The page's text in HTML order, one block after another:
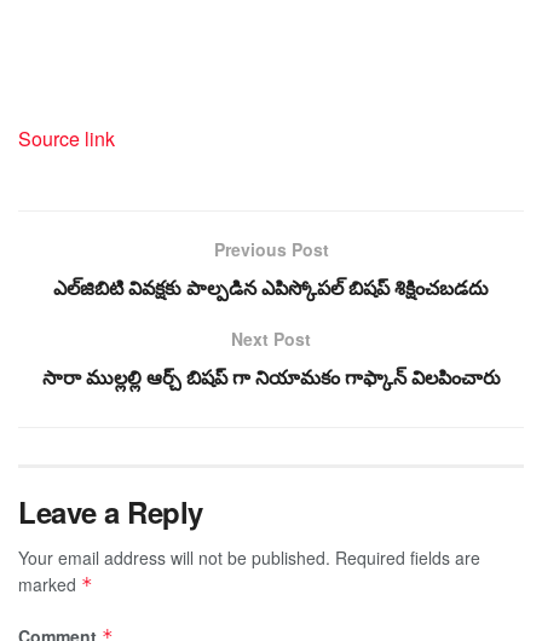
Source link
Previous Post
ఎల్‌జిబిటి వివక్షకు పాల్పడిన ఎపిస్కోపల్ బిషప్ శిక్షించబడదు
Next Post
సారా ముల్లల్లి ఆర్చ్ బిషప్ గా నియామకం గాఫ్కాన్ విలపించారు
Leave a Reply
Your email address will not be published. Required fields are
marked *
Comment